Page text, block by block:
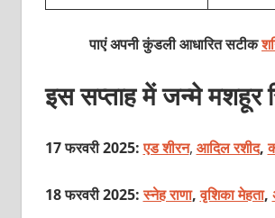
पाएं अपनी कुंडली आधारित सटीक
इस सप्ताह में जन्मे मशहूर
17 फरवरी 2025:एड शीरन, आदिल रशीद,
18 फरवरी 2025:स्नेह राणा,वृशिका मेहता,